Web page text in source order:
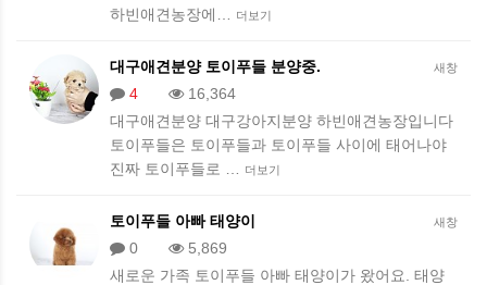
하빈애견농장에…
더보기
새창
대구애견분양 토이푸들 분양중.
4
16,364
대구애견분양 대구강아지분양 하빈애견농장입니다
토이푸들은 토이푸들과 토이푸들 사이에 태어나야
진짜 토이푸들로 …
더보기
새창
토이푸들 아빠 태양이
0
5,869
새로운 가족 토이푸들 아빠 태양이가 왔어요. 태양